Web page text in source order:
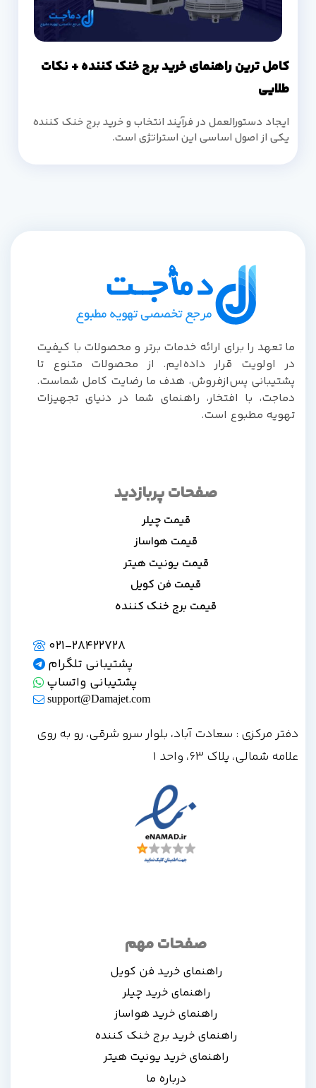
کامل ترین راهنمای خرید برج خنک کننده + نکات
طلایی
ایجاد دستورالعمل در فرآیند انتخاب و خرید برج خنک کننده
یکی از اصول اساسی این استراتژی است.
ما تعهد را برای ارائه خدمات برتر و محصولات با کیفیت
در اولویت قرار داده‌ایم. از محصولات متنوع تا
پشتیبانی پس‌از‌فروش، هدف ما رضایت کامل شماست.
دماجت، با افتخار، راهنمای شما در دنیای تجهیزات
تهویه مطبوع است.
صفحات پربازدید
قیمت چیلر
قیمت هواساز
قیمت یونیت هیتر
قیمت فن کویل
قیمت برج خنک کننده
صفحات مهم
راهنمای خرید فن کویل
راهنمای خرید چیلر
راهنمای خرید هواساز
راهنمای خرید برج خنک کننده
راهنمای خرید یونیت هیتر
درباره ما
021-28422728
پشتیبانی تلگرام
پشتیبانی واتساپ
support@Damajet.com
دفتر مرکزی : سعادت آباد، بلوار سرو شرقی، رو به روی
علامه شمالی، پلاک 63، واحد 1